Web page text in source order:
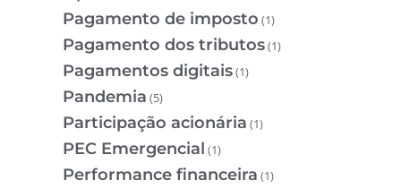
Pagamento de imposto (1)
Pagamento dos tributos(1)
Pagamentos digitais(1)
Pandemia (5)
Participação acionária (1)
PEC Emergencial (1)
Performance financeira (1)